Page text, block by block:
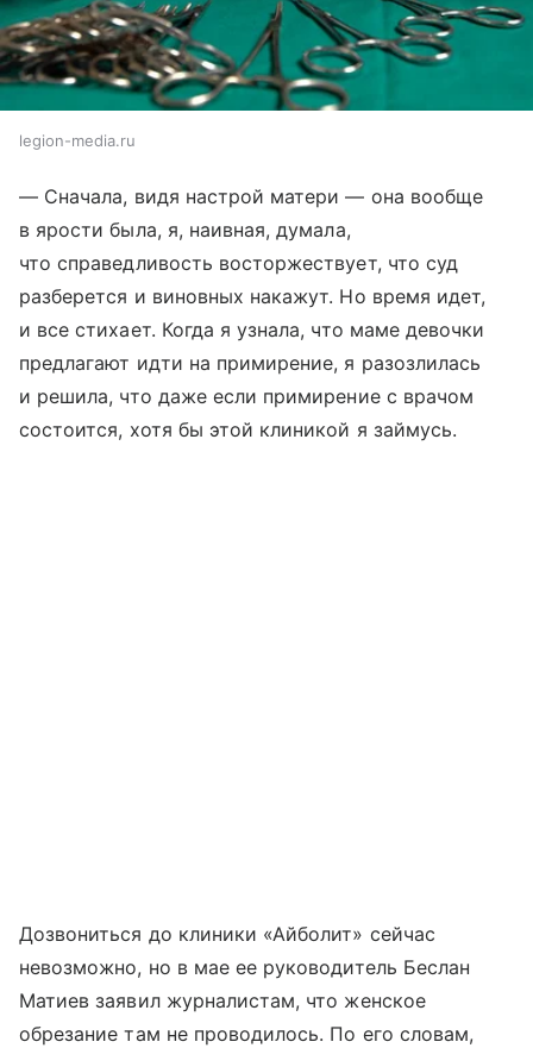
legion-media.ru
— Сначала, видя настрой матери — она вообще
в ярости была, я, наивная, думала,
что справедливость восторжествует, что суд
разберется и виновных накажут. Но время идет,
и все стихает. Когда я узнала, что маме девочки
предлагают идти на примирение, я разозлилась
и решила, что даже если примирение с врачом
состоится, хотя бы этой клиникой я займусь.
Дозвониться до клиники «Айболит» сейчас
невозможно, но в мае ее руководитель Беслан
Матиев заявил журналистам, что женское
обрезание там не проводилось. По его словам,